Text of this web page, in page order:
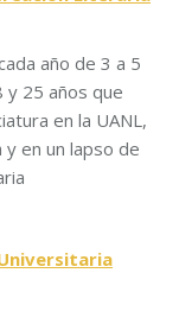
año de 3 a 5
25 años que
en la UANL,
en un lapso de